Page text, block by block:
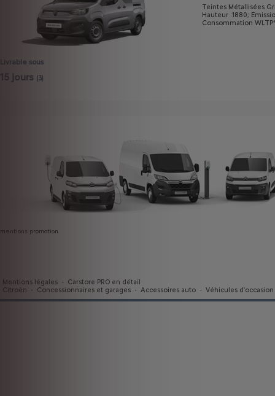
Livrable sous
15 jours (3)
Teintes Métallisées
Hauteur :1880;
Consommation
mentions promotion
Mentions légales -
Carstore PRO en détail
Citroën
- Concessionnaires et garages - Accessoires auto - Véhicules d'occasion